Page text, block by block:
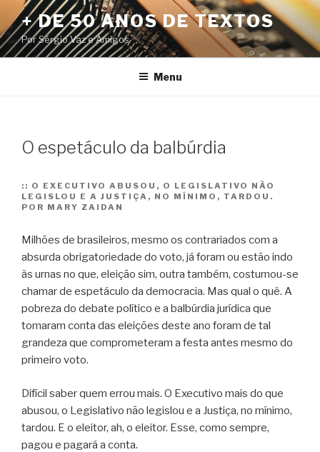
Pular
para
o
conteúdo
+ DE 50 ANOS DE TEXTOS
Por Sérgio Vaz e Amigos
Menu
O espetáculo da balbúrdia
:: O EXECUTIVO ABUSOU, O LEGISLATIVO NÃO
LEGISLOU E A JUSTIÇA, NO MÍNIMO, TARDOU.
POR MARY ZAIDAN
Milhões de brasileiros, mesmo os contrariados com a
absurda obrigatoriedade do voto, já foram ou estão indo
às urnas no que, eleição sim, outra também, costumou-se
chamar de espetáculo da democracia. Mas qual o quê. A
pobreza do debate político e a balbúrdia jurídica que
tomaram conta das eleições deste ano foram de tal
grandeza que comprometeram a festa antes mesmo do
primeiro voto.
Difícil saber quem errou mais. O Executivo mais do que
abusou, o Legislativo não legislou e a Justiça, no mínimo,
tardou. E o eleitor, ah, o eleitor. Esse, como sempre,
pagou e pagará a conta.